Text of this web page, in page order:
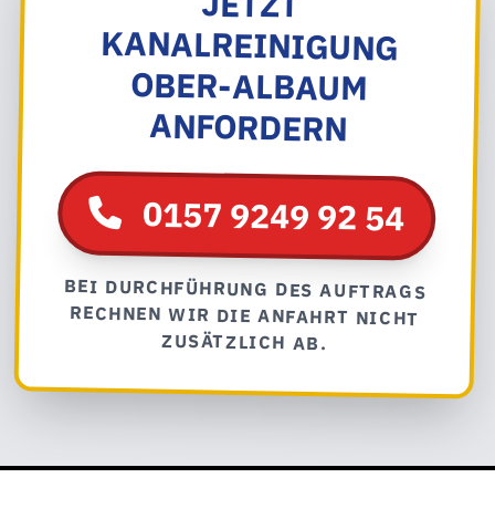
ANFORDERN
0157 9249 92 54
BEI DURCHFÜHRUNG DES AUFTRAGS
RECHNEN WIR DIE ANFAHRT NICHT
ZUSÄTZLICH AB.